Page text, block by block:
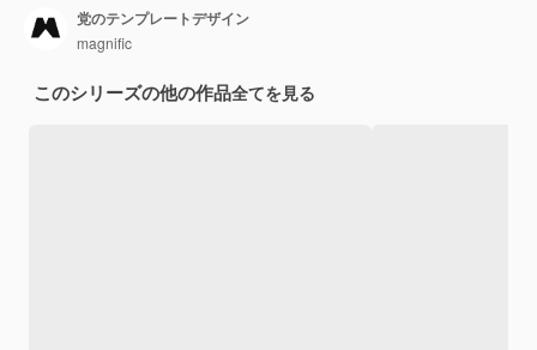
党のテンプレートデザイン
magnific
このシリーズの他の作品全てを見る